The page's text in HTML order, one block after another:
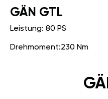
GÄN GTL
Leistung: 80 PS
Drehmoment:230 Nm